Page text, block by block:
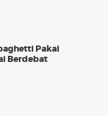
Pakai
Berdebat